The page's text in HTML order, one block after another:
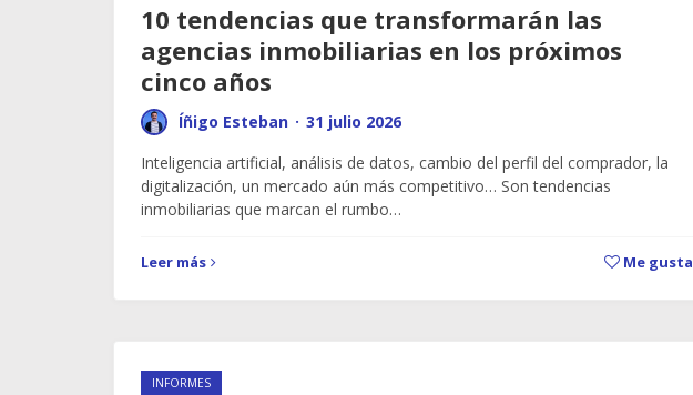
10 tendencias que transformarán las
agencias inmobiliarias en los próximos
cinco años
Íñigo Esteban · 31 julio 2026
Inteligencia artificial, análisis de datos, cambio del perfil del comprador, la
digitalización, un mercado aún más competitivo… Son tendencias
inmobiliarias que marcan el rumbo…
Leer más Me gusta
INFORMES